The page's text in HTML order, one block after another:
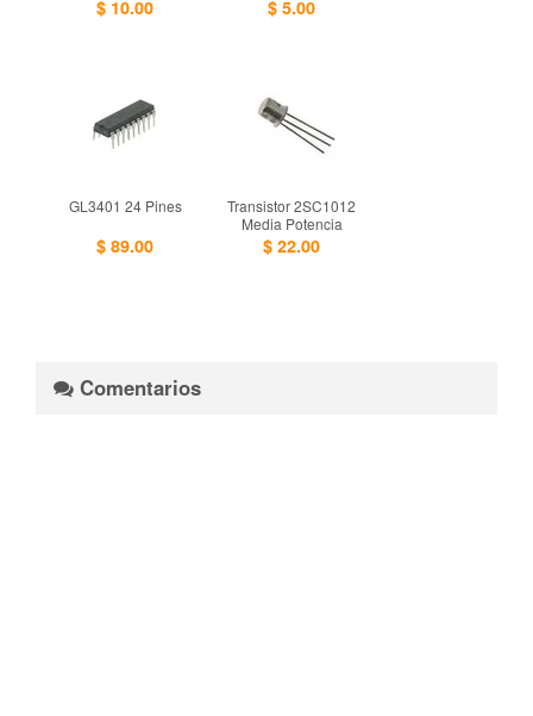
$ 10.00 $ 5.00
GL3401 24 Pines
$ 89.00
Transistor 2SC1012
Media Potencia
$ 22.00
Comentarios